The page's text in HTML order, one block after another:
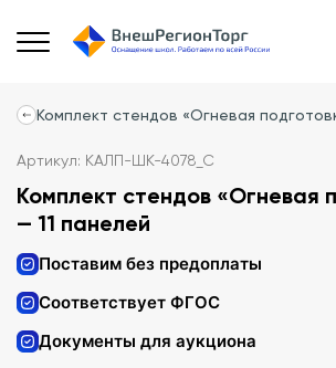
Комплект стендов «Огневая
Артикул: КАЛП-ШК-4078_С
Комплект стендов «Огневая
— 11 панелей
Поставим без предоплаты
Соответствует ФГОС
Документы для аукциона